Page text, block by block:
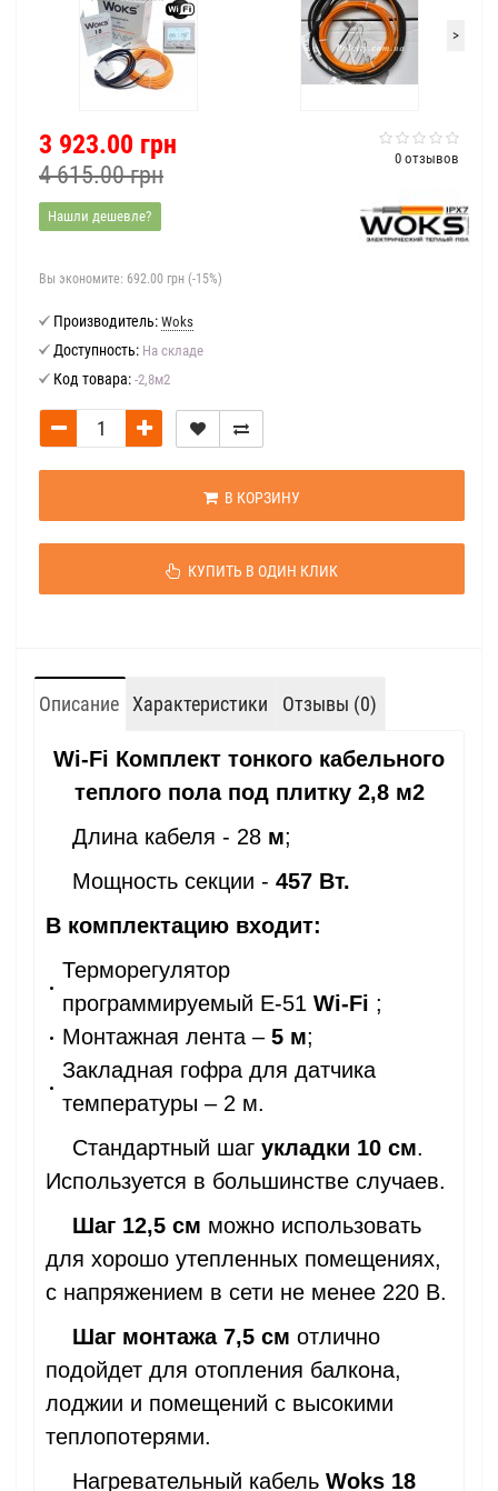
>
0 отзывов
3 923.00 грн
4 615.00 грн
Нашли дешевле?
Вы экономите: 692.00 грн (-15%)
Производитель: Woks
Доступность: На складе
Код товара: -2,8м2
В КОРЗИНУ
КУПИТЬ В ОДИН КЛИК
Описание Характеристики Отзывы (0)
Wi-Fi Комплект тонкого кабельного
теплого пола под плитку 2,8 м2
Длина кабеля - 28 м;
Мощность секции - 457 Вт.
В комплектацию входит:
Терморегулятор
программируемый Е-51 Wi-Fi ;
Монтажная лента –5 м;
Закладная гофра для датчика
температуры – 2 м.
Стандартный шаг укладки 10 см.
Используется в большинстве случаев.
Шаг 12,5 см можно использовать
для хорошо утепленных помещениях,
с напряжением в сети не менее 220 В.
Шаг монтажа 7,5 см отлично
подойдет для отопления балкона,
лоджии и помещений с высокими
теплопотерями.
Нагревательный кабель Woks 18